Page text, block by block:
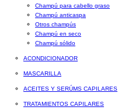
Champú para cabello graso
Champú anticaspa
Otros champús
Champú en seco
Champú sólido
ACONDICIONADOR
MASCARILLA
ACEITES Y SERÚMS CAPILARES
TRATAMIENTOS CAPILARES